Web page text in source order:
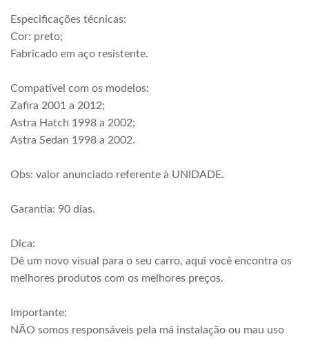
Especificações técnicas:
Cor: preto;
Fabricado em aço resistente.
Compatível com os modelos:
Zafira 2001 a 2012;
Astra Hatch 1998 a 2002;
Astra Sedan 1998 a 2002.
Obs: valor anunciado referente à UNIDADE.
Garantia: 90 dias.
Dica:
Dê um novo visual para o seu carro, aqui você encontra os
melhores produtos com os melhores preços.
Importante:
NÃO somos responsáveis pela má instalação ou mau uso